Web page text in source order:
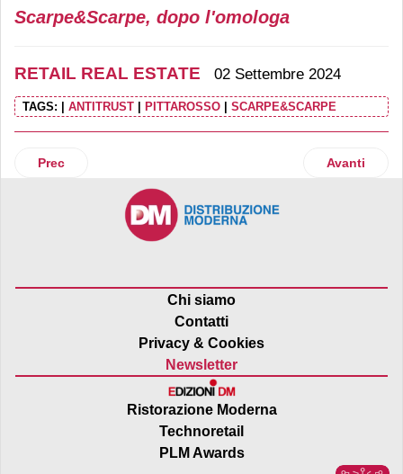
Scarpe&Scarpe, dopo l'omologa
RETAIL REAL ESTATE 02 Settembre 2024
TAGS: ANTITRUST PITTAROSSO SCARPE&SCARPE
Articolo precedente: Primark apre a Livorno Porta a mare.
Prec Articolo
Avanti
Chi siamo
Contatti
Privacy & Cookies
Newsletter
Ristorazione Moderna
Technoretail
PLM Awards